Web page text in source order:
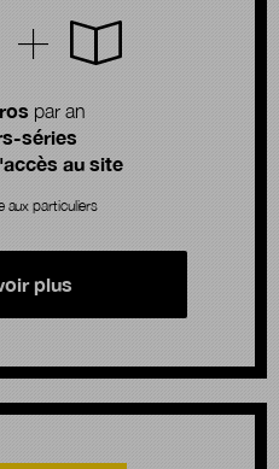
par an
séries
au site
aux particuliers
plus